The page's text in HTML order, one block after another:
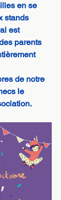
en se
stands
est
parents
de notre
le